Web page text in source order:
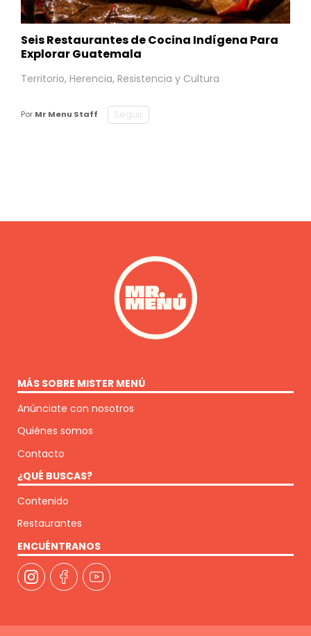
Seis Restaurantes de Cocina Indígena Para
Explorar Guatemala
Territorio, Herencia, Resistencia y Cultura
Por Mr Menu Staff Seguir
MÁS SOBRE MISTER MENÚ
Anúnciate con nosotros
Quiénes somos
Contacto
¿QUÉ BUSCAS?
Contenido
Restaurantes
ENCUÉNTRANOS